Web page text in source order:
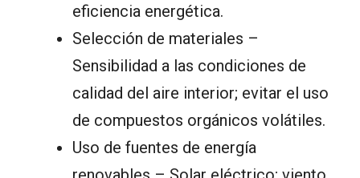
eficiencia energética.
Selección de materiales –
Sensibilidad a las condiciones de
calidad del aire interior; evitar el uso
de compuestos orgánicos volátiles.
Uso de fuentes de energía